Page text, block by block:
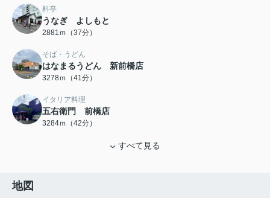
料亭
うなぎ よしもと
2881ｍ（37分）
そば・うどん
はなまるうどん 新前橋店
3278ｍ（41分）
イタリア料理
五右衛門 前橋店
3284ｍ（42分）
すべて見る
地図